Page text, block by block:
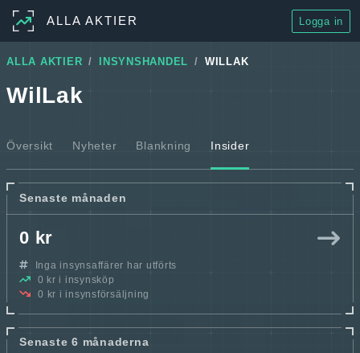
ALLA AKTIER Logga in
ALLA AKTIER INSYNSHANDEL WILLAK
WilLak
Översikt Nyheter Blankning Insider
Senaste månaden
0 kr
Inga insynsaffärer har utförts
0 kr i insynsköp
0 kr i insynsförsäljning
Senaste 6 månaderna